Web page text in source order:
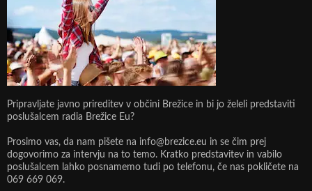
Pripravljate javno prireditev v občini Brežice in bi jo želeli predstaviti
poslušalcem radia Brežice Eu?
Prosimo vas, da nam pišete na info@brezice.eu in se čim prej
dogovorimo za intervju na to temo. Kratko predstavitev in vabilo
poslušalcem lahko posnamemo tudi po telefonu, če nas pokličete na
069 669 069.